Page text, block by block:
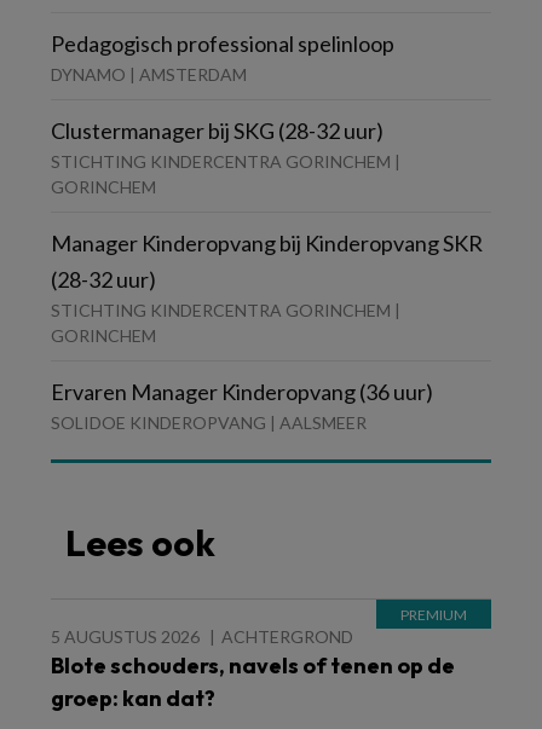
Pedagogisch professional spelinloop
DYNAMO | AMSTERDAM
Clustermanager bij SKG (28-32 uur)
STICHTING KINDERCENTRA GORINCHEM |
GORINCHEM
Manager Kinderopvang bij Kinderopvang SKR
(28-32 uur)
STICHTING KINDERCENTRA GORINCHEM |
GORINCHEM
Ervaren Manager Kinderopvang (36 uur)
SOLIDOE KINDEROPVANG | AALSMEER
Lees ook
5 AUGUSTUS 2026 ACHTERGROND
Blote schouders, navels of tenen op de
groep: kan dat?